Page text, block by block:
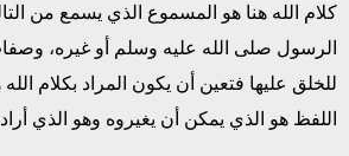
كلام الله هنا هو المسموع الذي يسمع من
الرسول صلى الله عليه وسلم أو غيره،
للخلق عليها فتعين أن يكون المراد بكلام الله
اللفظ هو الذي يمكن أن يغيروه وهو الذي أراد